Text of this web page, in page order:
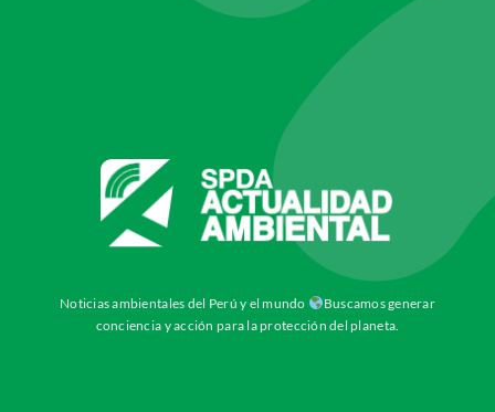
Noticias ambientales del Perú y el mundo
Buscamos generar
conciencia y acción para la protección del planeta.